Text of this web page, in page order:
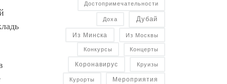
Достопримечательности
Доха Дубай
Из Минска Из Москвы
Конкурсы Концерты
Коронавирус Круизы
Курорты Мероприятия